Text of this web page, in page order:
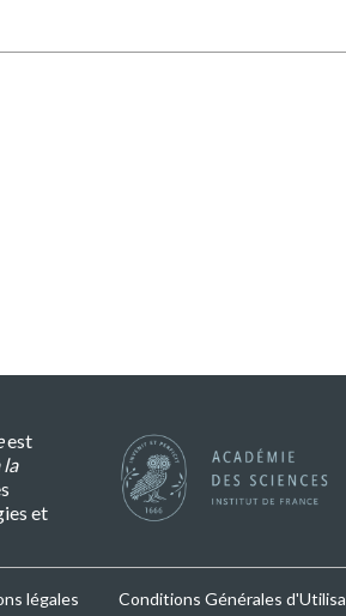
est
la
et
légales Conditions Générales